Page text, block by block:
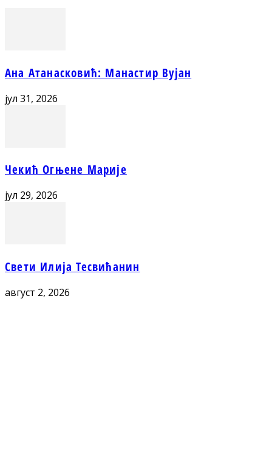
Ана Атанасковић: Манастир Вујан
јул 31, 2026
Чекић Огњене Марије
јул 29, 2026
Свети Илија Тесвићанин
август 2, 2026